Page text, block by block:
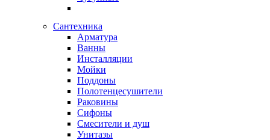
Сантехника
Арматура
Ванны
Инсталляции
Мойки
Поддоны
Полотенцесушители
Раковины
Сифоны
Смесители и душ
Унитазы